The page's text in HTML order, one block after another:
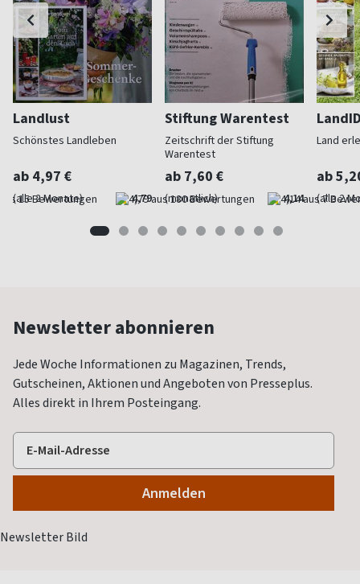
Landlust
Schönstes Landleben
ab 4,97 €
(alle 2 Monate) 4,79
Stiftung Warentest
Zeitschrift der Stiftung
Warentest
ab 7,60 €
(monatlich) 4,14
Land
ab
(alle 2
Newsletter abonnieren
Jede Woche Informationen zu Magazinen, Trends,
Gutscheinen, Aktionen und Angeboten von Presseplus.
Alles direkt in Ihrem Posteingang.